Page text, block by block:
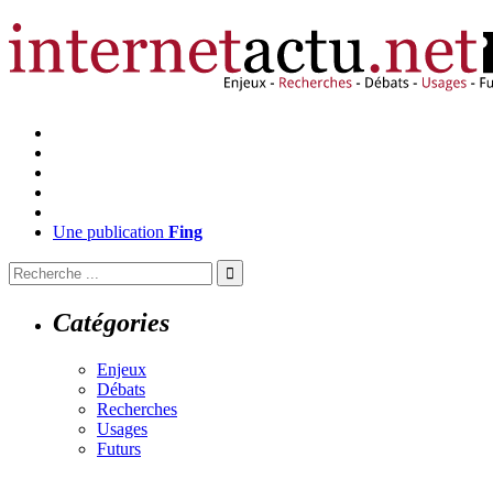
Une publication Fing
Catégories
Enjeux
Débats
Recherches
Usages
Futurs